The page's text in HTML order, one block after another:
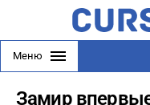
Меню
Замир